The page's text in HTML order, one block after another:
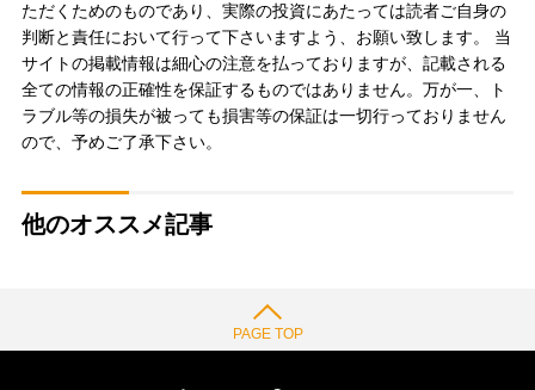
ただくためのものであり、実際の投資にあたっては読者ご自身の
判断と責任において行って下さいますよう、お願い致します。 当
サイトの掲載情報は細心の注意を払っておりますが、記載される
全ての情報の正確性を保証するものではありません。万が一、ト
ラブル等の損失が被っても損害等の保証は一切行っておりません
ので、予めご了承下さい。
他のオススメ記事
PAGE TOP